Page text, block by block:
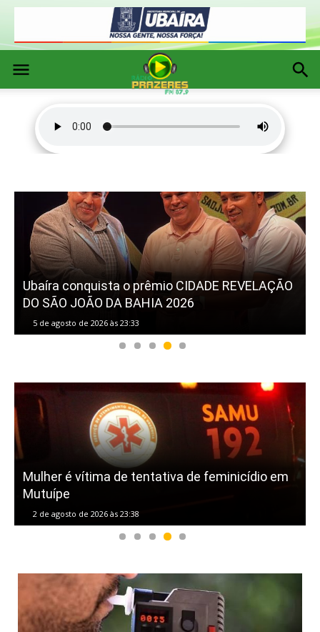
Acidente entre motocicleta e Ford Pampa é
registrado na BR-420
5 de agosto de 2026 às 14:44
Rádio Prazeres FM consolida liderança e
fortalece a comunicação no Vale do Jiquiriçá
2 de agosto de 2026 às 23:35